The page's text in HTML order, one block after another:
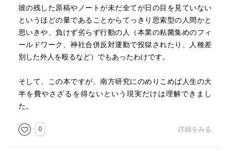
彼の残した原稿やノートが未だ全てが日の目を見ていない
というほどの量であることからてっきり思索型の人間かと
思いきや、負けず劣らず行動の人（本業の粘菌集めのフィ
ールドワーク、神社合併反対運動で投獄されたり、人種差
別した外人を殴るなど）でもあったわけです。
そして、この本ですが、南方研究にのめりこめば人生の大
半を費やさざるを得ないという現実だけは理解できまし
た。
0 詳細をみる